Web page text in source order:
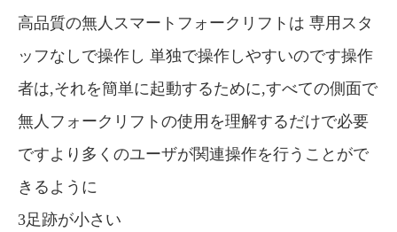
高品質の無人スマートフォークリフトは 専用スタ
ッフなしで操作し 単独で操作しやすいのです操作
者は,それを簡単に起動するために,すべての側面で
無人フォークリフトの使用を理解するだけで必要
ですより多くのユーザが関連操作を行うことがで
きるように
3足跡が小さい